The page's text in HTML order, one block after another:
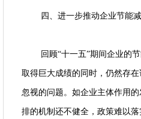
四、进一步推动企业节能
回顾“十一五”期间企业的
取得巨大成绩的同时，仍然存
忽视的问题。如企业主体作用
排的机制还不健全，政策难以